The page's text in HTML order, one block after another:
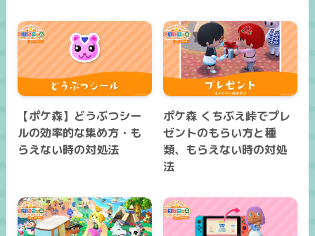
【ポケ森】どうぶつシー
ルの効率的な集め方・も
らえない時の対処法
ポケ森 くちぶえ峠でプレ
ゼントのもらい方と種
類、もらえない時の対処
法